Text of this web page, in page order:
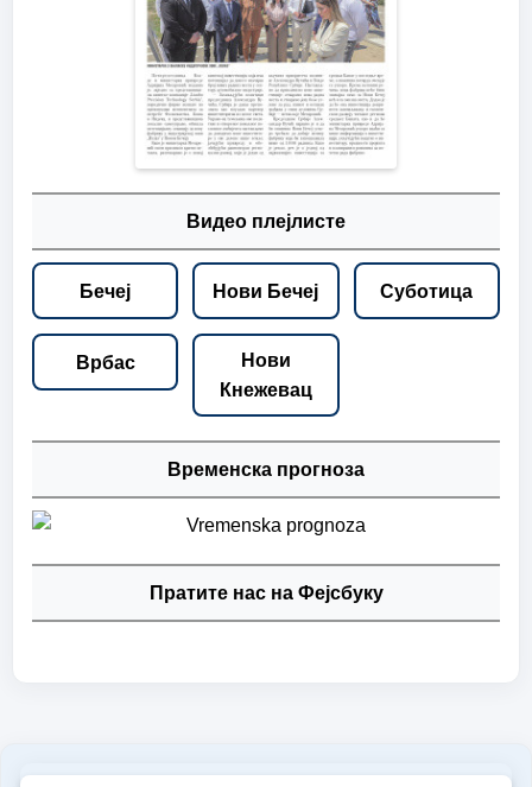
Видео плејлисте
Бечеј Нови Бечеј Суботица
Врбас
Нови
Кнежевац
Временска прогноза
Пратите нас на Фејсбуку